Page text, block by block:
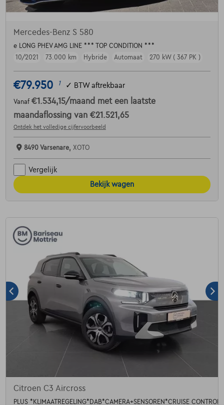
Mercedes-Benz S 580
e LONG PHEV AMG LINE *** TOP CONDITION ***
10/2021
73.000 km Hybride Automaat 270 kW ( 367 PK )
€79.950 1 ✓ BTW aftrekbaar
Vanaf €1.534,15/maand met een laatste
maandaflossing van €21.521,65
Ontdek het volledige cijfervoorbeeld
8490 Varsenare, XOTO
Vergelijk
Bekijk wagen
Citroen C3 Aircross
PLUS *KLIMAATREGELING*DAB*CAMERA+SENSOREN*CRUISE CONTROL*